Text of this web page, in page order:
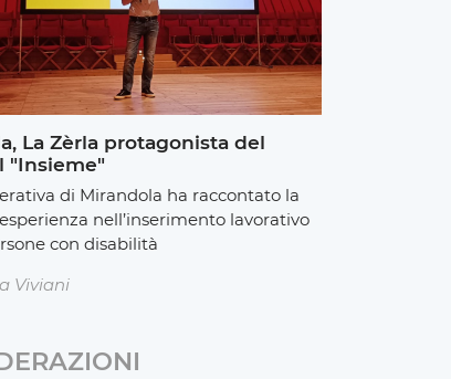
La Zèrla protagonista del
"Insieme"
di Mirandola ha raccontato la
nell’inserimento lavorativo
con disabilità
Viviani